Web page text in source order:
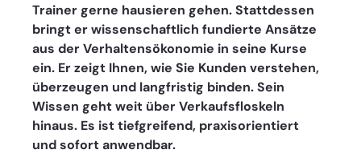
Trainer gerne hausieren gehen. Stattdessen
bringt er wissenschaftlich fundierte Ansätze
aus der Verhaltensökonomie in seine Kurse
ein. Er zeigt Ihnen, wie Sie Kunden verstehen,
überzeugen und langfristig binden. Sein
Wissen geht weit über Verkaufsfloskeln
hinaus. Es ist tiefgreifend, praxisorientiert
und sofort anwendbar.